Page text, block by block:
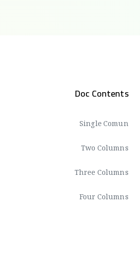
Doc Contents
Single Comun
Two Columns
Three Columns
Four Columns